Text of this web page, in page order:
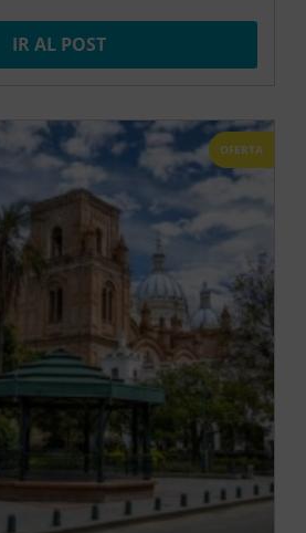
IR AL POST
OFERTA